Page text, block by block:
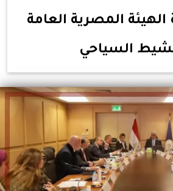
المصرية العامة
السياحي